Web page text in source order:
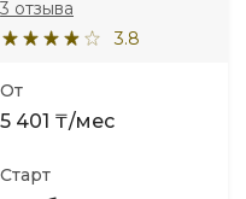
3.8
3 отзыва
От
5 401 ₸/мес
Старт